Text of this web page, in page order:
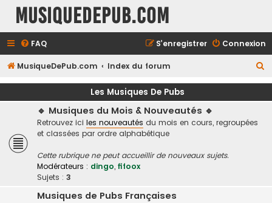
MusiqueDePub.com
FAQ Connexion
S’enregistrer
MusiqueDePub.com Index du forum
e
Les Musiques De Pubs
🔹 Musiques du Mois & Nouveautés 🔹
Retrouvez ici les nouveautés du mois en cours, regroupées
et classées par ordre alphabétique
Cette rubrique ne peut accueillir de nouveaux sujets.
Modérateurs : dingo, fifoox
Sujets : 3
Musiques de Pubs Françaises